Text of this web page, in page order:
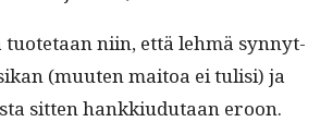
tuote­taan niin, että lehmä syn­nyt­
(muuten maitoa ei tulisi) ja
sit­ten han­kki­udu­taan eroon.